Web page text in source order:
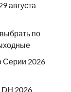
августа
по
Серии 2026
2026